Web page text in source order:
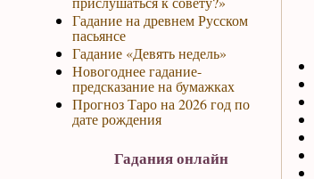
Гадание на древнем Русском
пасьянсе
Гадание «Девять недель»
Новогоднее гадание-
предсказание на бумажках
Прогноз Таро на 2026 год по
дате рождения
Гадания онлайн